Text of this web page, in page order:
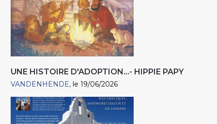
UNE HISTOIRE D'ADOPTION...- HIPPIE PAPY
VANDENHENDE le 19/06/2026